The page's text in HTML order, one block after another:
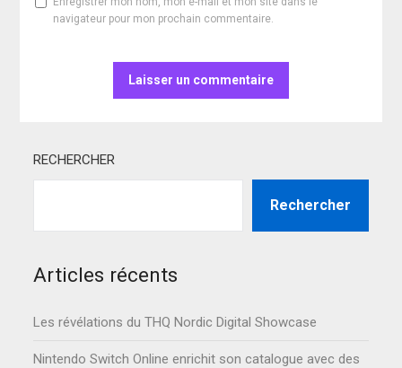
navigateur pour mon prochain commentaire.
RECHERCHER
Rechercher
Articles récents
Les révélations du THQ Nordic Digital Showcase
Nintendo Switch Online enrichit son catalogue avec des